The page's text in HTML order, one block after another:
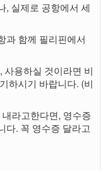
, 실제로 공항에서 세
과 함께 필리핀에서
사용하실 것이라면 비
하시기 바랍니다. (비
라고한다면, 영수증
다. 꼭 영수증 달라고